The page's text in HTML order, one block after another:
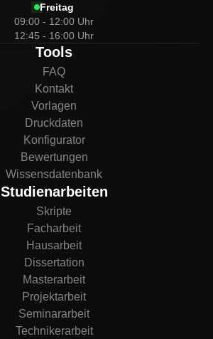
Freitag
09:00 - 12:00 Uhr
12:45 - 16:00 Uhr
Tools
FAQ
Kontakt
Vorlagen
Druckdaten
Konfigurator
Bewertungen
Wissensdatenbank
Studienarbeiten
Skripte
Facharbeit
Hausarbeit
Dissertation
Masterarbeit
Projektarbeit
Seminararbeit
Technikerarbeit